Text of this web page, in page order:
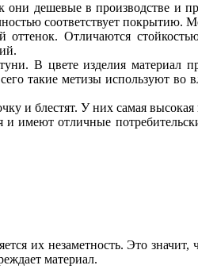
дешевые в производстве и
соответствует покрытию.
Отличаются
В цвете изделия материал
такие метизы используют во
и блестят. У них самая
имеют отличные
их незаметность. Это
материал.